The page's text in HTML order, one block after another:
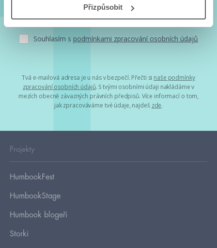
Přizpůsobit
Souhlasím s podmínkami zpracování osobních údajů
Tvá e-mailová adresa je u nás v bezpečí. Přečti si naše podmínky
zpracování osobních údajů. S tvými osobními údaji nakládáme v
mezích obecně závazných právních předpisů. Více informací o tom,
jak zpracováváme tvé údaje, najdeš zde.
Projekty
HumbookFest
HumbookStage
Humbook blogeři
Storki